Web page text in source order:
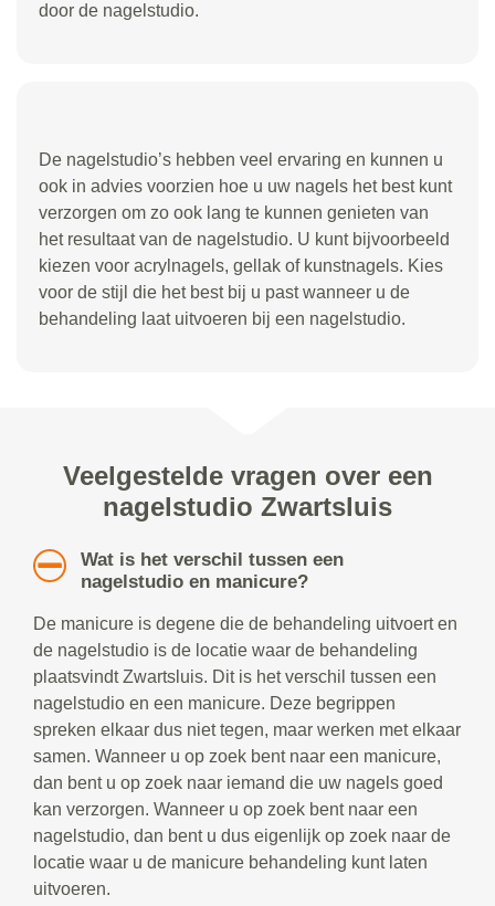
door de nagelstudio.
De nagelstudio’s hebben veel ervaring en kunnen u
ook in advies voorzien hoe u uw nagels het best kunt
verzorgen om zo ook lang te kunnen genieten van
het resultaat van de nagelstudio. U kunt bijvoorbeeld
kiezen voor acrylnagels, gellak of kunstnagels. Kies
voor de stijl die het best bij u past wanneer u de
behandeling laat uitvoeren bij een nagelstudio.
Veelgestelde vragen over een
nagelstudio Zwartsluis
Wat is het verschil tussen een
nagelstudio en manicure?
De manicure is degene die de behandeling uitvoert en
de nagelstudio is de locatie waar de behandeling
plaatsvindt Zwartsluis. Dit is het verschil tussen een
nagelstudio en een manicure. Deze begrippen
spreken elkaar dus niet tegen, maar werken met elkaar
samen. Wanneer u op zoek bent naar een manicure,
dan bent u op zoek naar iemand die uw nagels goed
kan verzorgen. Wanneer u op zoek bent naar een
nagelstudio, dan bent u dus eigenlijk op zoek naar de
locatie waar u de manicure behandeling kunt laten
uitvoeren.